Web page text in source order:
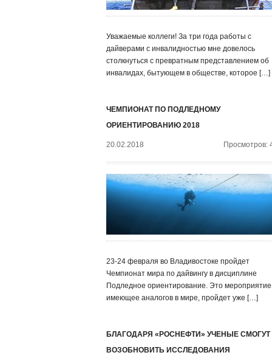
Уважаемые коллеги! За три года работы с
дайверами с инвалидностью мне довелось
столкнуться с превратным представлением об
инвалидах, бытующем в обществе, которое […]
ЧЕМПИОНАТ ПО ПОДЛЕДНОМУ
ОРИЕНТИРОВАНИЮ 2018
20.02.2018 Просмотров:
23-24 февраля во Владивостоке пройдет
Чемпионат мира по дайвингу в дисциплине
Подледное ориентирование. Это
имеющее аналогов в мире, пройдет уже […]
БЛАГОДАРЯ «РОСНЕФТИ» УЧЕНЫЕ СМОГУТ
ВОЗОБНОВИТЬ ИССЛЕДОВАНИЯ